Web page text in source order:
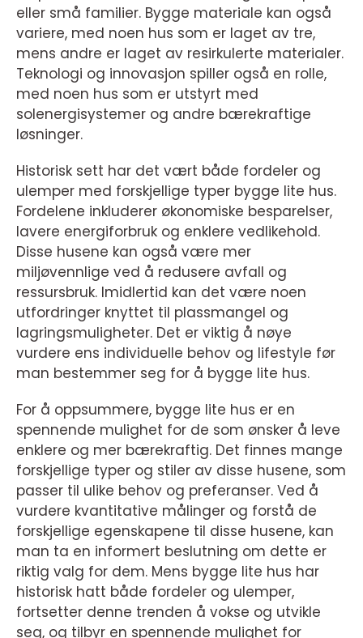
eller små familier. Bygge materiale kan også
variere, med noen hus som er laget av tre,
mens andre er laget av resirkulerte materialer.
Teknologi og innovasjon spiller også en rolle,
med noen hus som er utstyrt med
solenergisystemer og andre bærekraftige
løsninger.
Historisk sett har det vært både fordeler og
ulemper med forskjellige typer bygge lite hus.
Fordelene inkluderer økonomiske besparelser,
lavere energiforbruk og enklere vedlikehold.
Disse husene kan også være mer
miljøvennlige ved å redusere avfall og
ressursbruk. Imidlertid kan det være noen
utfordringer knyttet til plassmangel og
lagringsmuligheter. Det er viktig å nøye
vurdere ens individuelle behov og lifestyle før
man bestemmer seg for å bygge lite hus.
For å oppsummere, bygge lite hus er en
spennende mulighet for de som ønsker å leve
enklere og mer bærekraftig. Det finnes mange
forskjellige typer og stiler av disse husene, som
passer til ulike behov og preferanser. Ved å
vurdere kvantitative målinger og forstå de
forskjellige egenskapene til disse husene, kan
man ta en informert beslutning om dette er
riktig valg for dem. Mens bygge lite hus har
historisk hatt både fordeler og ulemper,
fortsetter denne trenden å vokse og utvikle
seg, og tilbyr en spennende mulighet for